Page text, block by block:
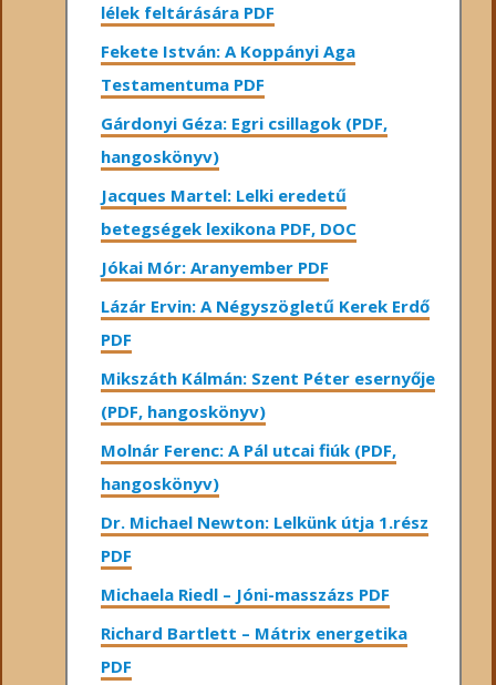
lélek feltárására PDF
Fekete István: A Koppányi Aga
Testamentuma PDF
Gárdonyi Géza: Egri csillagok (PDF,
hangoskönyv)
Jacques Martel: Lelki eredetű
betegségek lexikona PDF, DOC
Jókai Mór: Aranyember PDF
Lázár Ervin: A Négyszögletű Kerek Erdő
PDF
Mikszáth Kálmán: Szent Péter esernyője
(PDF, hangoskönyv)
Molnár Ferenc: A Pál utcai fiúk (PDF,
hangoskönyv)
Dr. Michael Newton: Lelkünk útja 1.rész
PDF
Michaela Riedl – Jóni-masszázs PDF
Richard Bartlett – Mátrix energetika
PDF